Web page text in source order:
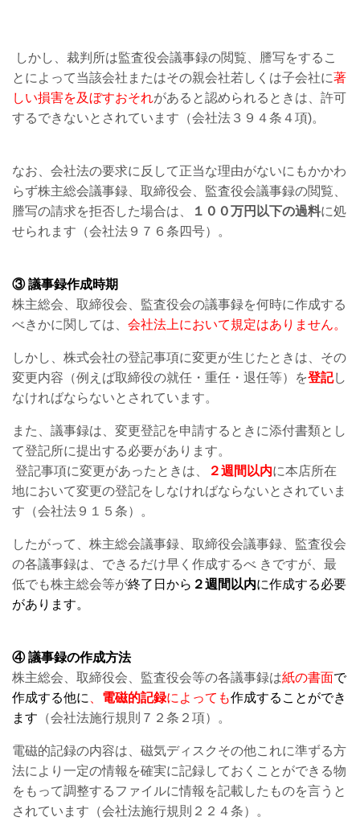
しかし、裁判所は監査役会議事録の閲覧、謄写をするこ
とによって当該会社またはその親会社若しくは子会社に著
しい損害を及ぼすおそれがあると認められるときは、許可
するできないとされています（会社法３９４条４項)。
なお、会社法の要求に反して正当な理由がないにもかかわ
らず株主総会議事録、取締役会、監査役会議事録の閲覧、
謄写の請求を拒否した場合は、
１００万円以下の過料に処
せられます（会社法９７６条四号）。
③ 議事録作成時期
株主総会、取締役会、監査役会の議事録を何時に作成する
べきかに関しては、 会社法上において規定はありません。
しかし、株式会社の登記事項に変更が生じたときは、その
変更内容（例えば取締役の就任・重任・退任等）を登記し
なければならないとされています。
また、議事録は、変更登記を申請するときに添付書類とし
て登記所に提出する必要があります。
登記事項に変更があったときは、
２週間以内に本店所在
地において変更の登記をしなければならないとされていま
す（会社法９１５条）。
したがって、株主総会議事録、取締役会議事録、監査役会
の各議事録は、できるだけ早く作成するべ きですが、最
低でも株主総会等が終了日から ２週間以内に作成する必要
があります。
④ 議事録の作成方法
株主総会、取締役会、監査役会等の各議事録は紙の書面で
作成する他に、 電磁的記録によっても作成することができ
ます （会社法施行規則７２条２項）。
電磁的記録の内容は、磁気ディスクその他これに準ずる方
法により一定の情報を確実に記録しておくことができる物
をもって調整するファイルに情報を記載したものを言うと
されています（会社法施行規則２２４条）。